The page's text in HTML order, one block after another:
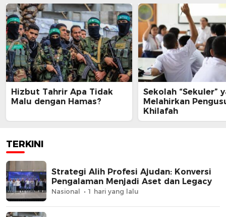
Hizbut Tahrir Apa Tidak
Malu dengan Hamas?
Sekolah “Sekuler”
Melahirkan
Khilafah
TERKINI
Strategi Alih Profesi Ajudan: Konversi
Pengalaman Menjadi Aset dan Legacy
Nasional 1 hari yang lalu